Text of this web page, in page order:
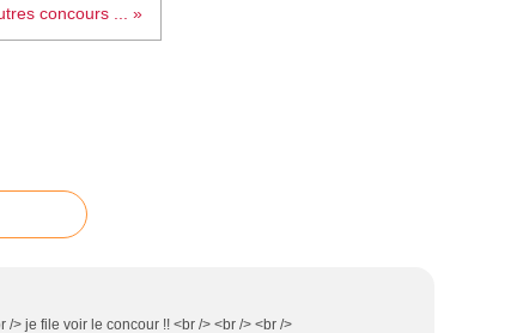
concours ... »
> je file voir le concour !! <br /> <br /> <br />